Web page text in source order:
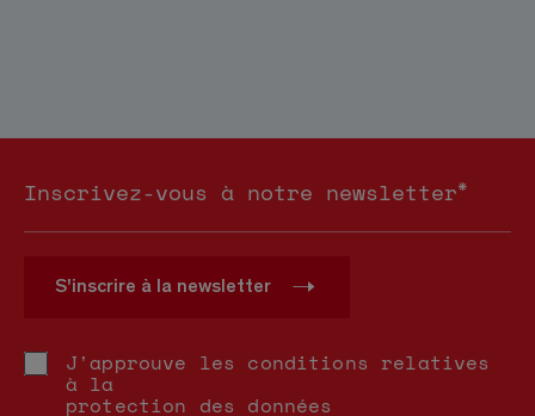
Inscrivez-vous à notre newsletter*
S'inscrire à la newsletter
J'approuve les conditions relatives
à la
protection des données